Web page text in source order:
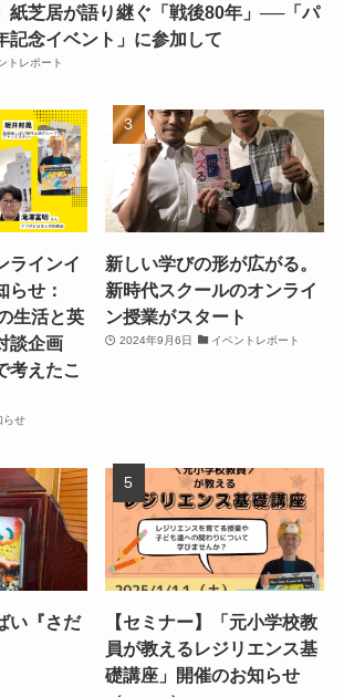
紙芝居が語り継ぐ「戦後80年」──「パ
記念イベント」に参加して
トレポート
ラインイ
らせ：
生活と英
談企画
考えたこ
らせ
新しい学びの形が広がる。
新時代スクールのオンライ
ン授業がスタート
2024年9月6日 イベントレポート
い『さだ
【セミナー】「元小学校教
員が教えるレジリエンス基
礎講座」開催のお知らせ